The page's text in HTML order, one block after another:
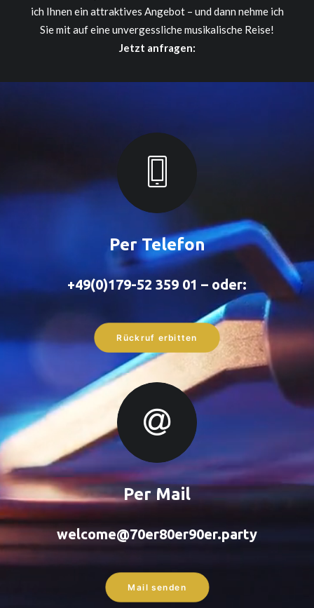
ich Ihnen ein attraktives Angebot – und dann nehme ich
Sie mit auf eine unvergessliche musikalische Reise!
Jetzt anfragen:
Per Telefon
+49(0)179-52 359 01 – oder:
Rückruf erbitten
Per Mail
welcome@70er80er90er.party
Mail senden